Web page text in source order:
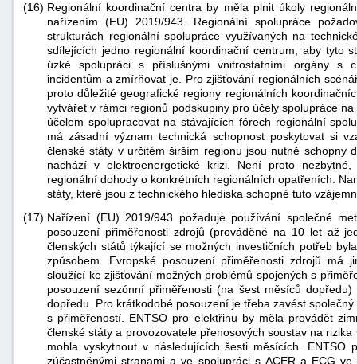
(16) Regionální koordinační centra by měla plnit úkoly
nařízením (EU) 2019/943. Regionální spolupráce
strukturách regionální spolupráce využívaných na
sdílejících jedno regionální koordinační centrum, aby tyto
úzké spolupráci s příslušnými vnitrostátními orgány s
incidentům a zmírňovat je. Pro zjišťování regionálních
proto důležité geografické regiony regionálních
vytvářet v rámci regionů podskupiny pro účely spolupráce
účelem spolupracovat na stávajících fórech regionální
má zásadní význam technická schopnost poskytovat si
členské státy v určitém širším regionu jsou nutně schopny
nachází v elektroenergetické krizi. Není proto
regionální dohody o konkrétních regionálních opatřeních.
státy, které jsou z technického hlediska schopné tuto
(17) Nařízení (EU) 2019/943 požaduje používání společné
posouzení přiměřenosti zdrojů (prováděné na 10 let až
členských států týkající se možných investičních potřeb
způsobem. Evropské posouzení přiměřenosti zdrojů má
sloužící ke zjišťování možných problémů spojených s
posouzení sezónní přiměřenosti (na šest měsíců
dopředu. Pro krátkodobé posouzení je třeba zavést
s přiměřeností. ENTSO pro elektřinu by měla provádět
členské státy a provozovatele přenosových soustav na
mohla vyskytnout v následujících šesti měsících.
zúčastněnými stranami a ve spolupráci s ACER a ECG